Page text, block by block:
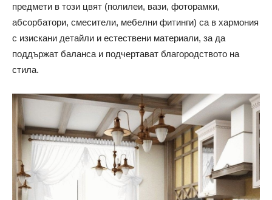
предмети в този цвят (полилеи, вази, фоторамки,
абсорбатори, смесители, мебелни фитинги) са в хармония
с изискани детайли и естествени материали, за да
поддържат баланса и подчертават благородството на
стила.